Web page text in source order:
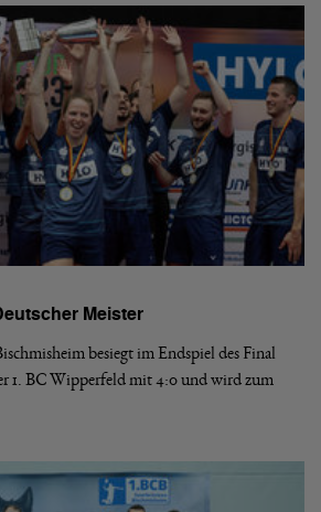
Meister
besiegt im Endspiel des Final
1. BC Wipperfeld mit 4:0 und wird zum